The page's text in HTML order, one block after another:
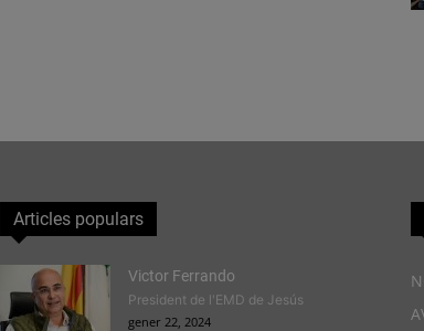
Articles populars
Victor Ferrando
President de l'EMD de Jesús
gener 22, 2024